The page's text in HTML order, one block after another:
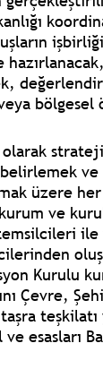
bölgesel
olarak
ve
üzere
ve
Kurulu
Çevre,
taşra
esasları